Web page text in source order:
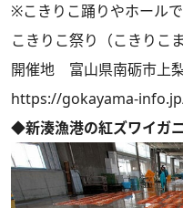
※こきりこ踊りやホール
こきりこ祭り（こきりこま
開催地 富山県南砺市上
https://gokayama-
◆新湊漁港の紅ズワイガ